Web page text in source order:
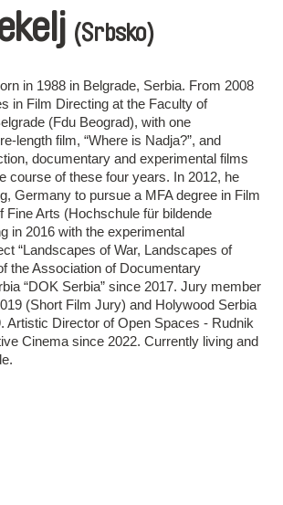
(Srbsko)
in 1988 in Belgrade, Serbia. From 2008
in Film Directing at the Faculty of
(Fdu Beograd), with one
length film, “Where is Nadja?”, and
documentary and experimental films
course of these four years. In 2012, he
Germany to pursue a MFA degree in Film
Fine Arts (Hochschule für bildende
in 2016 with the experimental
“Landscapes of War, Landscapes of
the Association of Documentary
“DOK Serbia” since 2017. Jury member
(Short Film Jury) and Holywood Serbia
Artistic Director of Open Spaces - Rudnik
Cinema since 2022. Currently living and